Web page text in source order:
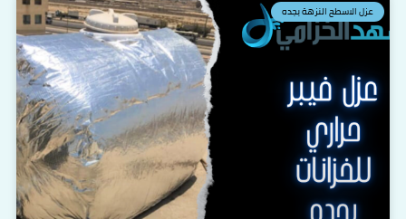
عزل الاسطح النزهة بجده